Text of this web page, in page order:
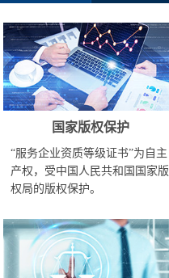
国家版权保护
“服务企业资质等级证书”为自主
产权，受中国人民共和国国家版
权局的版权保护。